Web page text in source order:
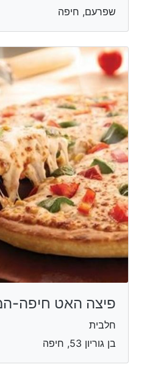
שפרעם, חיפה
פיצה האט חיפה-
חלבית
בן גוריון 53, חיפה